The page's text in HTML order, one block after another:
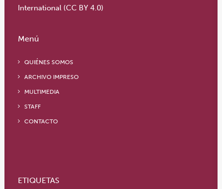
International (CC BY 4.0)
Menú
QUIÉNES SOMOS
ARCHIVO IMPRESO
MULTIMEDIA
STAFF
CONTACTO
ETIQUETAS